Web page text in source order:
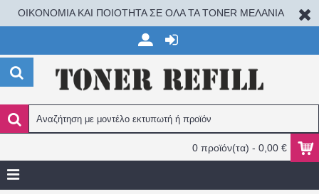
ΟΙΚΟΝΟΜΙΑ ΚΑΙ ΠΟΙΟΤΗΤΑ ΣΕ ΟΛΑ ΤΑ TONER ΜΕΛΑΝΙΑ
0 προϊόν(τα) - 0,00 €